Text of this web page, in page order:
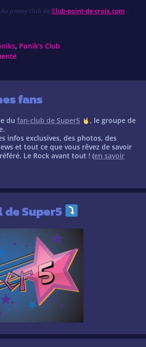
Au poney club deClub-point-de-croix.com –
, Ponik's Club
fans
du fan-club de Super5
, le groupe de
infos exclusives, des photos, des
et tout ce que vous rêvez de savoir
Le Rock avant tout ! (en savoir
Super5